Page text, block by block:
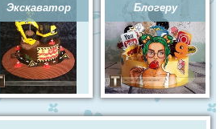
Экскаватор Блогеру